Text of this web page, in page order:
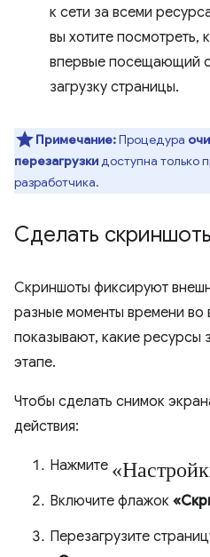
к сети за всеми
вы хотите посмотреть,
впервые посещающий
загрузку страницы.
Примечание:Процедура
перезагрузкидоступна только
разработчика.
Сделать
Скриншоты фиксируют
разные моменты времени во
показывают, какие ресурсы
этапе.
Чтобы сделать снимок
действия:
Нажмите
Включите флажок
Перезагрузите